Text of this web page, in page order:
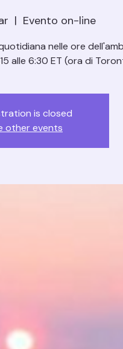
  |
Evento on-line
nelle ore
is closed
other events